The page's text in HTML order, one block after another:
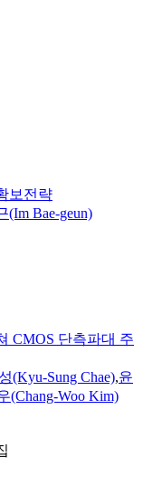
보전략
(Im Bae-geun)
CMOS 단측파대 주
(Kyu-Sung Chae),윤
(Chang-Woo Kim)